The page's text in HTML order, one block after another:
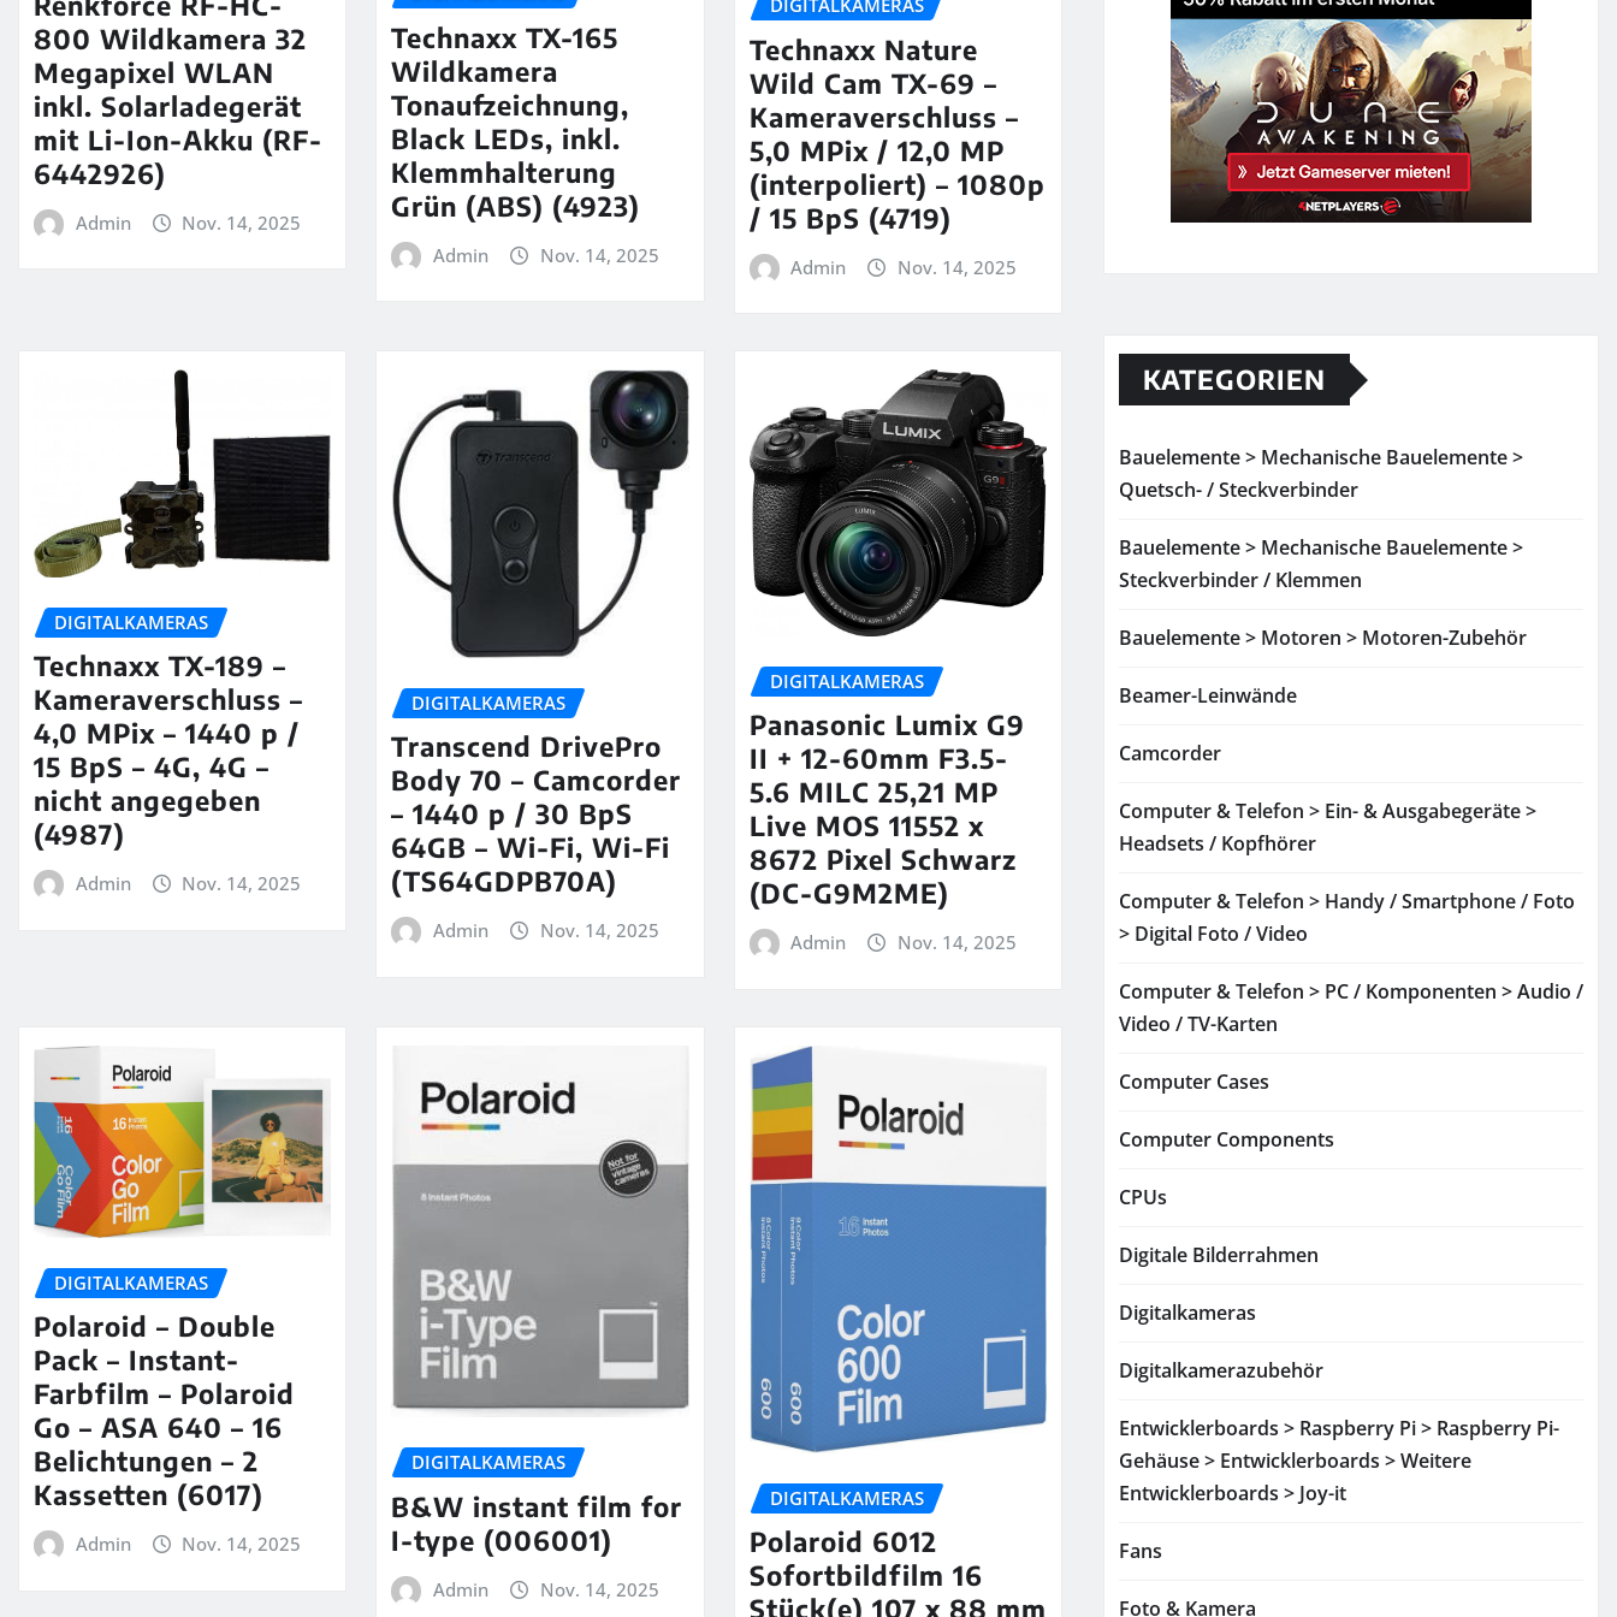
800 Wildkamera 32
Megapixel WLAN
inkl. Solarladegerät
mit Li-Ion-Akku (RF-
6442926)
Admin Nov. 14, 2025
Technaxx TX-165
Wildkamera
Tonaufzeichnung,
Black LEDs, inkl.
Klemmhalterung
Grün (ABS) (4923)
Admin Nov. 14, 2025
DIGITALKAMERAS
Technaxx Nature
Wild Cam TX-69 –
Kameraverschluss –
5,0 MPix / 12,0 MP
(interpoliert) – 1080p
/ 15 BpS (4719)
Admin Nov. 14, 2025
DIGITALKAMERAS
Technaxx TX-189 –
Kameraverschluss –
4,0 MPix – 1440 p /
15 BpS – 4G, 4G –
nicht angegeben
(4987)
Admin Nov. 14, 2025
DIGITALKAMERAS
Transcend DrivePro
Body 70 – Camcorder
– 1440 p / 30 BpS
64GB – Wi-Fi, Wi-Fi
(TS64GDPB70A)
Admin Nov. 14, 2025
DIGITALKAMERAS
Panasonic Lumix G9
II + 12-60mm F3.5-
5.6 MILC 25,21 MP
Live MOS 11552 x
8672 Pixel Schwarz
(DC-G9M2ME)
Admin Nov. 14, 2025
DIGITALKAMERAS
Polaroid – Double
Pack – Instant-
Farbfilm – Polaroid
Go – ASA 640 – 16
Belichtungen – 2
Kassetten (6017)
Admin Nov. 14, 2025
DIGITALKAMERAS
B&W instant film for
I-type (006001)
Admin Nov. 14, 2025
DIGITALKAMERAS
Polaroid 6012
Sofortbildfilm 16
Stück(e) 107 x 88 mm
KATEGORIEN
Bauelemente > Mechanische Bauelemente >
Quetsch- / Steckverbinder
Bauelemente > Mechanische Bauelemente >
Steckverbinder / Klemmen
Bauelemente > Motoren > Motoren-Zubehör
Beamer-Leinwände
Camcorder
Computer & Telefon > Ein- & Ausgabegeräte >
Headsets / Kopfhörer
Computer & Telefon > Handy / Smartphone / Foto
> Digital Foto / Video
Computer & Telefon > PC / Komponenten > Audio /
Video / TV-Karten
Computer Cases
Computer Components
CPUs
Digitale Bilderrahmen
Digitalkameras
Digitalkamerazubehör
Entwicklerboards > Raspberry Pi > Raspberry Pi-
Gehäuse > Entwicklerboards > Weitere
Entwicklerboards > Joy-it
Fans
Foto & Kamera